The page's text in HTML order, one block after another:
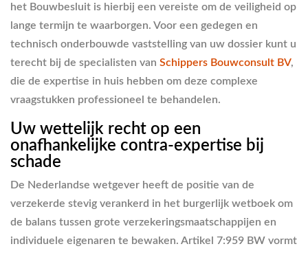
het Bouwbesluit is hierbij een vereiste om de veiligheid op
lange termijn te waarborgen. Voor een gedegen en
technisch onderbouwde vaststelling van uw dossier kunt u
terecht bij de specialisten van Schippers Bouwconsult BV,
die de expertise in huis hebben om deze complexe
vraagstukken professioneel te behandelen.
Uw wettelijk recht op een
onafhankelijke contra-expertise bij
schade
De Nederlandse wetgever heeft de positie van de
verzekerde stevig verankerd in het burgerlijk wetboek om
de balans tussen grote verzekeringsmaatschappijen en
individuele eigenaren te bewaken. Artikel 7:959 BW vormt